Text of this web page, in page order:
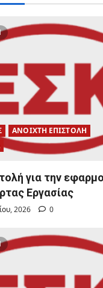
ΑΝΟΙΧΤΗ ΕΠΙΣΤΟΛΗ
για την
Εργασίας
2026 0